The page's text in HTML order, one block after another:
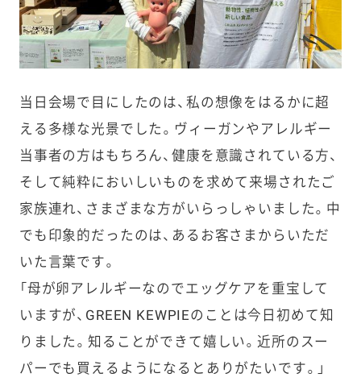
当日会場で目にしたのは、私の想像をはるかに超
える多様な光景でした。ヴィーガンやアレルギー
当事者の方はもちろん、健康を意識されている方、
そして純粋においしいものを求めて来場されたご
家族連れ、さまざまな方がいらっしゃいました。中
でも印象的だったのは、あるお客さまからいただ
いた言葉です。
「母が卵アレルギーなのでエッグケアを重宝して
いますが、GREEN KEWPIEのことは今日初めて知
りました。知ることができて嬉しい。近所のスー
パーでも買えるようになるとありがたいです。」